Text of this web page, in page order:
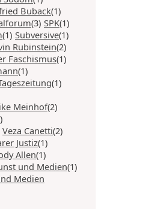
Buback(1)
(3) SPK(1)
(1) Subversive(1)
Rubinstein(2)
Faschismus(1)
(1)
(1)
Meinhof(2)
Veza Canetti(2)
Justiz(1)
Allen(1)
und Medien(1)
Medien